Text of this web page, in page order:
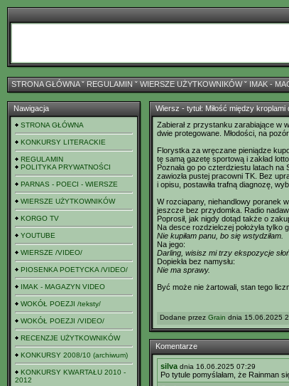
STRONA GŁÓWNAˇ REGULAMIN ˇ WIERSZE UŻYTKOWNIKÓWˇ IMAK -
Nawigacja
STRONA GŁÓWNA
KONKURSY LITERACKIE
REGULAMIN
POLITYKA PRYWATNOŚCI
PARNAS - POECI - WIERSZE
WIERSZE UŻYTKOWNIKÓW
KORGO TV
YOUTUBE
WIERSZE /VIDEO/
PIOSENKA POETYCKA /VIDEO/
IMAK - MAGAZYN VIDEO
WOKÓŁ POEZJI /teksty/
WOKÓŁ POEZJI /VIDEO/
RECENZJE UŻYTKOWNIKÓW
KONKURSY 2008/10 (archiwum)
KONKURSY KWARTAŁU 2010 -
2012
Wiersz - tytuł: Miłość między
Zabierał z przystanku zarabiające w
dwie protegowane. Młodości, na
Florystka za wręczane pieniądze
tę samą gazetę sportową i zakład lotto.
Poznała go po czterdziestu latach na
zawiozła pustej pracowni TK. Bez
i opisu, postawiła trafną diagnozę,
W rozciapany, niehandlowy poranek
jeszcze bez przydomka. Radio
Poprosił, jak nigdy dotąd także o
Na desce rozdzielczej położyła tylko
Nie kupiłam panu, bo się wstydziłam.
Na jego:
Darling, wisisz mi trzy ekspozycje
Dopiekła bez namysłu:
Nie ma sprawy.
Być może nie żartowali, stan tego
Dodane przez Grain dnia 15.06.2025
Komentarze
silva dnia 16.06.2025 07:29
Po tytule pomyślałam, że Rainman